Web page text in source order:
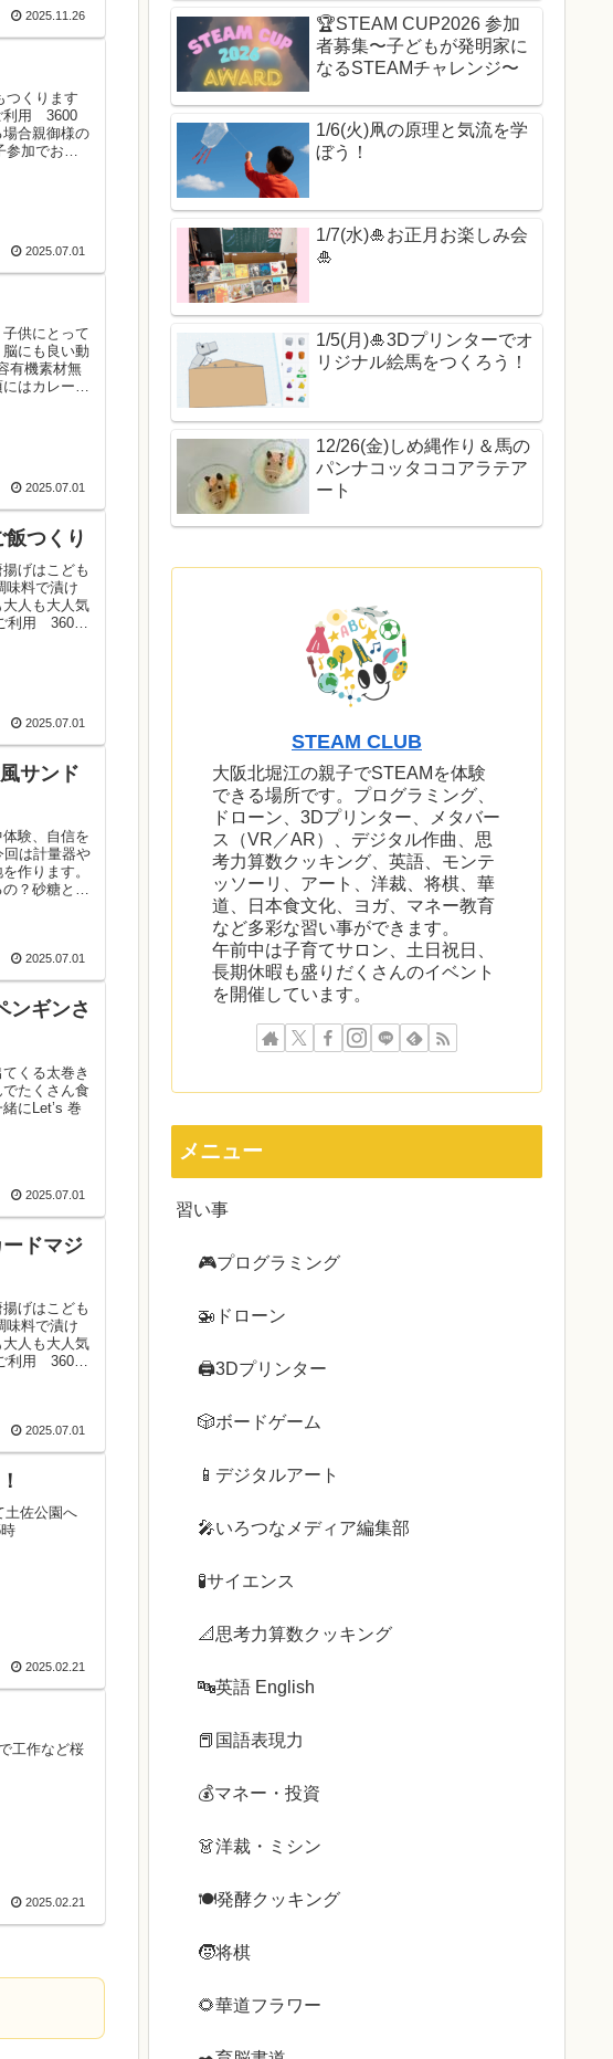
2025.11.26
つくります
利用 3600
合親御様の
加でお願
2025.07.01
供にとって
にも良い動
有機素材無
はカレーも
2025.07.01
つくり
げはこども
味料で漬け
人も大人気
利用 3600
2025.07.01
サンド
験、自信を
回は計量器や
作ります。
？砂糖とい
てください
2025.07.01
ンギンさ
くる太巻き
たくさん食
にLet’s 巻
2025.07.01
ドマジ
げはこども
味料で漬け
人も大人気
利用 3600
2025.07.01
土佐公園へ
2025.02.21
工作など桜
2025.02.21
🏆️STEAM CUP2026 参加
者募集〜子どもが発明家に
なるSTEAMチャレンジ〜
1/6(火)凧の原理と気流を学
ぼう！
1/7(水)🎍お正月お楽しみ会
🎍
1/5(月)🎍3Dプリンターでオ
リジナル絵馬をつくろう！
12/26(金)しめ縄作り＆馬の
パンナコッタココアラテア
ート
STEAM CLUB
大阪北堀江の親子でSTEAMを体験
できる場所です。プログラミング、
ドローン、3Dプリンター、メタバー
ス（VR／AR）、デジタル作曲、思
考力算数クッキング、英語、モンテ
ッソーリ、アート、洋裁、将棋、華
道、日本食文化、ヨガ、マネー教育
など多彩な習い事ができます。
午前中は子育てサロン、土日祝日、
長期休暇も盛りだくさんのイベント
を開催しています。
メニュー
習い事
🎮プログラミング
🚁ドローン
🖨3Dプリンター
🎲ボードゲーム
📱デジタルアート
🎤いろつなメディア編集部
🧪サイエンス
📐思考力算数クッキング
🔤英語 English
📕国語表現力
💰️マネー・投資
👗洋裁・ミシン
🍽️発酵クッキング
🧒将棋
🌻華道フラワー